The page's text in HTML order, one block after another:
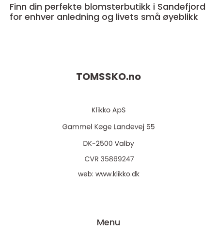
Finn din perfekte blomsterbutikk i Sandefjord
for enhver anledning og livets små øyeblikk
TOMSSKO.no
web: www.klikko.dk
Menu